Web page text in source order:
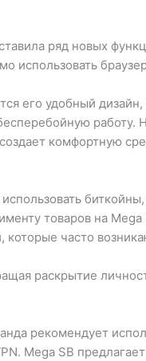
ряд новых
его удобный
работу.
комфортную
товаров на
часто
раскрытие
рекомендует
Mega SB